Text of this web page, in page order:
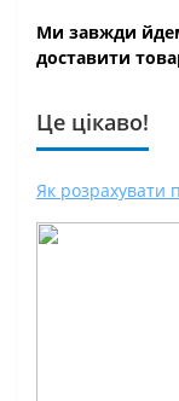
Ми завжди
доставити
Це цікаво!
Як розрахувати